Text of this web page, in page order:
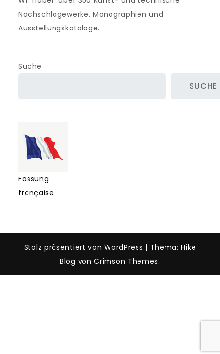
Nachschlagewerke, Monographien und
Ausstellungskataloge.
Suche
SUCHE
Fassung
française
Stolz präsentiert von WordPress | Thema: Hike
Blog von Crimson Themes.